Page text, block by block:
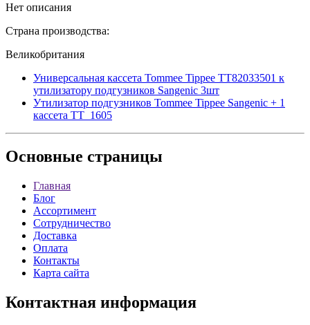
Нет описания
Страна производства:
Великобритания
Универсальная кассета Tommee Tippee TT82033501 к
утилизатору подгузников Sangenic 3шт
Утилизатор подгузников Tommee Tippee Sangenic + 1
кассета TT_1605
Основные страницы
Главная
Блог
Ассортимент
Сотрудничество
Доставка
Оплата
Контакты
Карта сайта
Контактная информация